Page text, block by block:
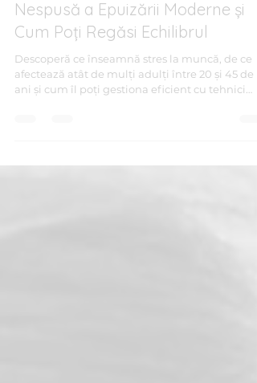
7 min de citit
Stres la Muncă – Povestea
Nespusă a Epuizării Moderne și
Cum Poți Regăsi Echilibrul